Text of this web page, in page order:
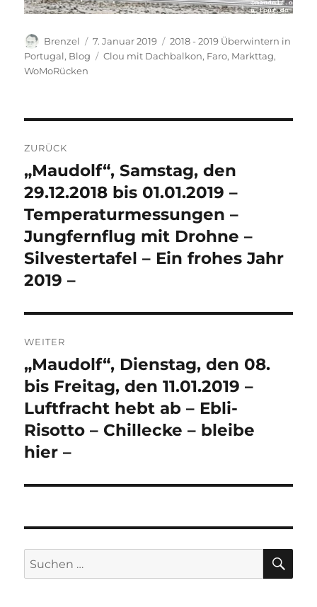
Autor
Brenzel
Veröffentlicht
am
7. Januar 2019 Kategorien
2018 - 2019 Überwintern in
Portugal, Blog Schlagwörter
Clou mit Dachbalkon, Faro, Markttag,
WoMoRücken
ZURÜCK
Vorheriger
Beitrag:
„Maudolf“, Samstag, den
29.12.2018 bis 01.01.2019 –
Temperaturmessungen –
Jungfernflug mit Drohne –
Silvestertafel – Ein frohes Jahr
2019 –
WEITER
Nächster
Beitrag:
„Maudolf“, Dienstag, den 08.
bis Freitag, den 11.01.2019 –
Luftfracht hebt ab – Ebli-
Risotto – Chillecke – bleibe
hier –
Suchen
nach: